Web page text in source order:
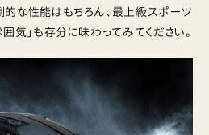
的な性能はもちろん、最上級スポーツ
囲気」も存分に味わってみてください。